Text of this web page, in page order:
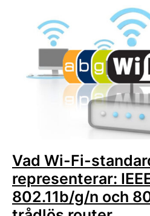
Vad Wi-Fi-
representerar:
802.11b/g/n och